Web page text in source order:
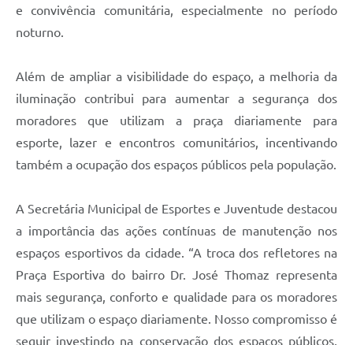
e convivência comunitária, especialmente no período
noturno.
Além de ampliar a visibilidade do espaço, a melhoria da
iluminação contribui para aumentar a segurança dos
moradores que utilizam a praça diariamente para
esporte, lazer e encontros comunitários, incentivando
também a ocupação dos espaços públicos pela população.
A Secretária Municipal de Esportes e Juventude destacou
a importância das ações contínuas de manutenção nos
espaços esportivos da cidade. “A troca dos refletores na
Praça Esportiva do bairro Dr. José Thomaz representa
mais segurança, conforto e qualidade para os moradores
que utilizam o espaço diariamente. Nosso compromisso é
seguir investindo na conservação dos espaços públicos,